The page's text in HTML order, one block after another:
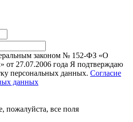
законом № 152-ФЗ «О
от 27.07.2006 года Я подтверждаю
персональных данных. Согласие
данных
пожалуйста, все поля